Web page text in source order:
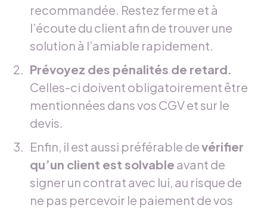
recommandée. Restez ferme et à
l’écoute du client afin de trouver une
solution à l’amiable rapidement.
Prévoyez des pénalités de retard.
Celles-ci doivent obligatoirement être
mentionnées dans vos CGV et sur le
devis.
Enfin, il est aussi préférable devérifier
qu’un client est solvable avant de
signer un contrat avec lui, au risque de
ne pas percevoir le paiement de vos